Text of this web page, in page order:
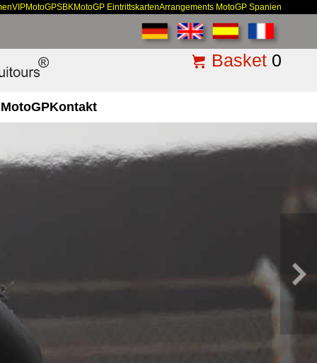
VIPMotoGPSBKMotoGP EintrittskartenArrangements MotoGP Spanien
Basket 0
Kontakt